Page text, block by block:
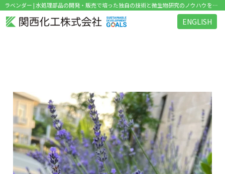
ラベンダー | 水処理部品の開発・販売で培った独自の技術と微生物研究のノウハウを活かした環境関連ビジネス を展開
ENGLISH